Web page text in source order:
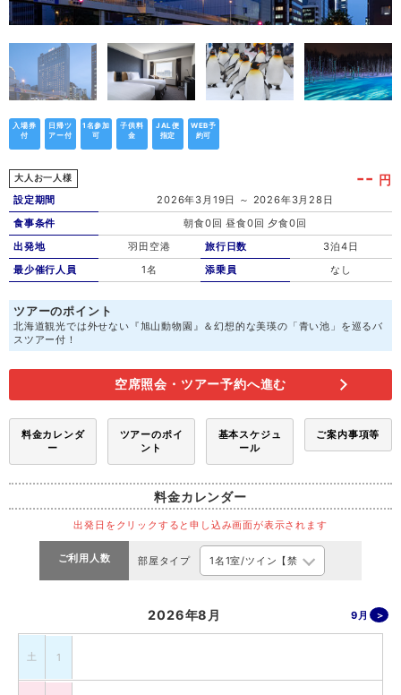
入場券
付
日帰ツ
アー付
1名参加
可
子供料
金
JAL便
指定
WEB予
約可
大人お一人様 -- 円
設定期間
2026年3月19日 ～ 2026年3月28日
食事条件
朝食0回 昼食0回 夕食0回
出発地
羽田空港
最少催行人員
1名
旅行日数
3泊4日
添乗員
なし
ツアーのポイント
北海道観光では外せない『旭山動物園』＆幻想的な美瑛の「青い池」を巡るバ
スツアー付！
空席照会・ツアー予約へ進む
料金カレンダ
ー
ツアーのポイ
ント
基本スケジュ
ール
ご案内事項等
料金カレンダー
出発日をクリックすると申し込み画面が表示されます
ご利用人数 部屋タイプ
2026年8月 9月
土 1